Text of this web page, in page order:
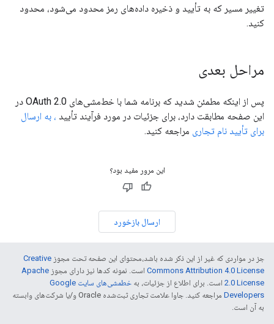
تغییر مسیر که به تأیید و ذخیره داده‌های رمز محدود می‌شود، محدود
کنید.
مراحل بعدی
پس از اینکه مطمئن شدید که برنامه شما با خط‌مشی‌های OAuth 2.0 در
این صفحه مطابقت دارد، برای جزئیات در مورد فرآیند تأیید ، به ارسال
برای تأیید نام تجاری مراجعه کنید.
این مرور مفید بود؟
ارسال بازخورد
جز در مواردی که غیر از این ذکر شده باشد،‌محتوای این صفحه تحت مجوز Creative
Commons Attribution 4.0 License است. نمونه کدها نیز دارای مجوز Apache
2.0 License است. برای اطلاع از جزئیات، به
خطمشی‌های سایت Google
Developers‏
مراجعه کنید. جاوا علامت تجاری ثبت‌شده Oracle و/یا شرکت‌های وابسته
به آن است.